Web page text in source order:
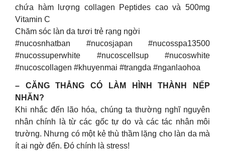
chứa hàm lượng collagen Peptides cao và 500mg
Vitamin C
Chăm sóc làn da tươi trẻ rạng ngời
#nucosnhatban #nucosjapan #nucosspa13500
#nucossuperwhite #nucoscellsup #nucoswhite
#nucoscollagen #khuyenmai #trangda #nganlaohoa
– CĂNG THẲNG CÓ LÀM HÌNH THÀNH NẾP
NHĂN?
Khi nhắc đến lão hóa, chúng ta thường nghĩ nguyên
nhân chính là từ các gốc tự do và các tác nhân môi
trường. Nhưng có một kẻ thù thầm lặng cho làn da mà
ít ai ngờ đến. Đó chính là stress!